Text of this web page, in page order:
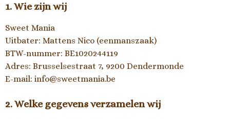
1. Wie zijn wij
Sweet Mania
Uitbater: Mattens Nico (eenmanszaak)
BTW-nummer: BE1020244119
Adres: Brusselsestraat 7, 9200 Dendermonde
E-mail: info@sweetmania.be
2. Welke gegevens verzamelen wij